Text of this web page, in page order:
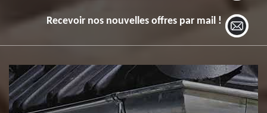
Recevoir nos nouvelles offres par mail !